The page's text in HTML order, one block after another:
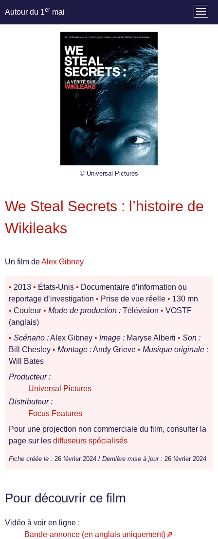
Autour du 1er mai
© Universal Pictures
We Steal Secrets : l’histoire de
Wikileaks
Un film deAlex Gibney
• 2013 • États-Unis • Documentaire d’information ou
reportage d’investigation • Prise de vue réelle • 130 mn
• Couleur • Mode de production : Télévision • VOSTF
(anglais)
• Scénario :Alex Gibney • Image : Maryse Alberti • Son :
Bill Chesley • Montage :Andy Grieve • Musique originale :
Will Bates
Producteur :
Universal Pictures
Distributeur :
Focus Features
Pour une projection non commerciale du film, consulter la
page sur les diffuseurs spécialisés
Fiche créée le : 26 février 2024 / Dernière mise à jour : 26 février 2024
Pour découvrir ce film
Vidéo à voir en ligne :
Bande-annonce (en anglais uniquement)